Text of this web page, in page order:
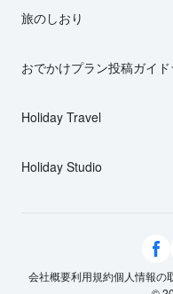
旅のしおり
おでかけプラン投稿ガイ
Holiday Travel
Holiday Studio
会社概要利用規約個人情報の